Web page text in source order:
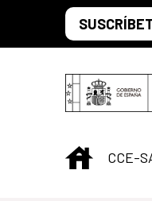
Saltar al contenido
INICIO
CCE-